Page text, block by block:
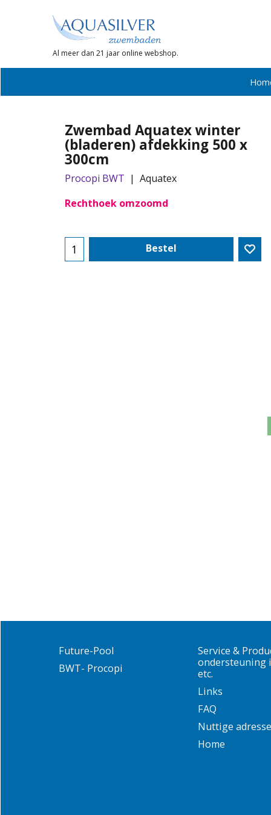
Al meer dan 21 jaar online webshop.
Zwembad Aquatex winter
(bladeren) afdekking 500 x
300cm
Procopi BWT
Aquatex
Rechthoek omzoomd
Bestel
Future-Pool
BWT- Procopi
Service &
ondersteuning
etc.
Links
FAQ
Nuttige
Home